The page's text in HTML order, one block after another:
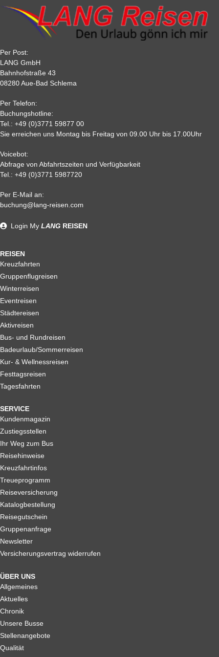
Reisebuchung sicher.
Tagesfahrten sind als kompletter Reisebetrag innerhalb von 10
Tagen nach der Buchung zu zahlen.
10 %
60 20 % 25 % 30 % 30 %
40 % 40 % 50 % 50 %
7
2
Alle weiteren Stronierungsbedingungen entnehmen Sie bitte
unseren AGB. Wir empfehlen Ihnen den Abschluss einer
Reiserücktrittskostenversicherung
Per Post:
LANG GmbH
Bahnhofstraße 43
08280 Aue-Bad Schlema
Per Telefon:
Buchungshotline:
Tel.: +49 (0)3771 59877 00
Sie erreichen uns Montag bis Freitag von 09.00 Uhr bis 17.00Uhr
Voicebot:
Abfrage von Abfahrtszeiten und Verfügbarkeit
Tel.: +49 (0)3771 5987720
Per E-Mail an:
buchung@lang-reisen.com
REISEN
Kreuzfahrten
Gruppenflugreisen
Winterreisen
Eventreisen
Städtereisen
Aktivreisen
Bus- und Rundreisen
Badeurlaub/Sommerreisen
Kur- & Wellnessreisen
Festtagsreisen
Tagesfahrten
SERVICE
Kundenmagazin
Zustiegsstellen
Ihr Weg zum Bus
Reisehinweise
Kreuzfahrtinfos
Treueprogramm
Reiseversicherung
Katalogbestellung
Reisegutschein
Gruppenanfrage
Newsletter
Versicherungsvertrag widerrufen
ÜBER UNS
Allgemeines
Aktuelles
Chronik
Unsere Busse
Stellenangebote
Qualität
Login My LANG REISEN